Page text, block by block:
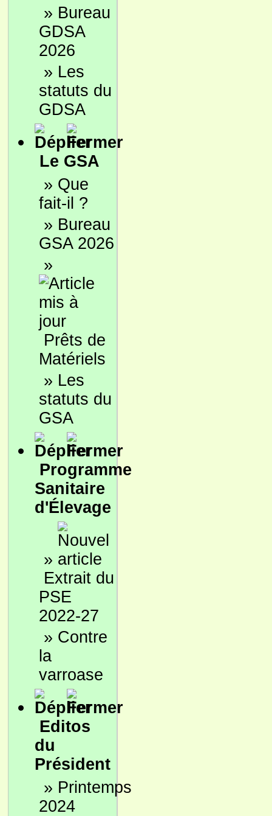
» Bureau
GDSA
2026
» Les
statuts du
GDSA
Le GSA
» Que
fait-il ?
» Bureau
GSA 2026
»
Prêts de
Matériels
» Les
statuts du
GSA
Programme
Sanitaire
d'Élevage
»
Extrait du
PSE
2022-27
» Contre
la
varroase
Editos
du
Président
» Printemps
2024